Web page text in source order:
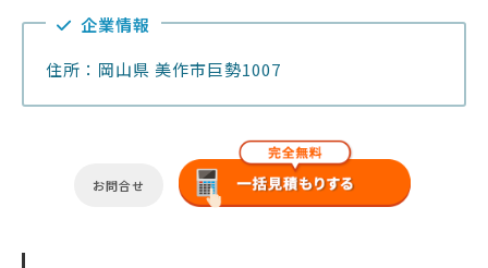
企業情報
住所：岡山県 美作市巨勢1007
お問合せ